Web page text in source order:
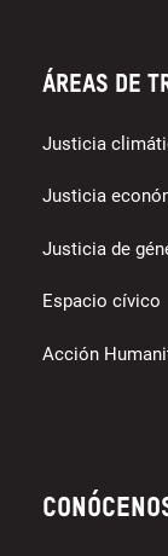
Áreas de
Justicia
Justicia
Justicia de
Espacio cívico
Acción